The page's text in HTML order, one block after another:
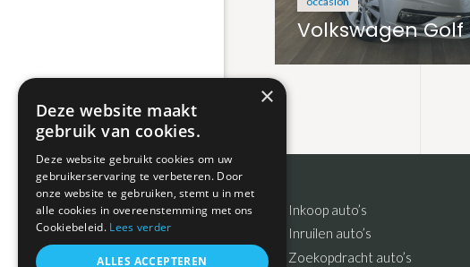
FooterInkoop auto’s
Inruilen auto’s
Zoekopdracht auto’s
×
Deze website maakt
gebruik van cookies.
Deze website gebruikt cookies om uw
gebruikerservaring te verbeteren. Door
onze website te gebruiken, stemt u in met
alle cookies in overeenstemming met ons
Cookiebeleid. Lees verder
ALLES ACCEPTEREN